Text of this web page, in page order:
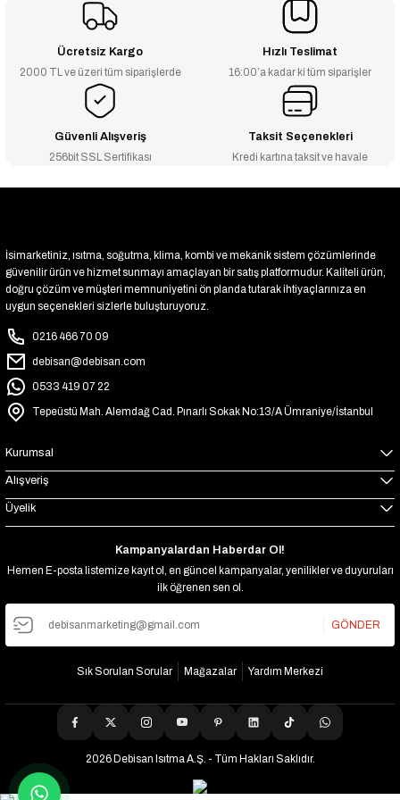
TÜKENDİ
3/4'' Sarı Te - 3264
Ücretsiz Kargo
2000 TL ve üzeri tüm siparişlerde
Hızlı Teslimat
16:00’a kadar ki tüm siparişler
Güvenli Alışveriş
256bit SSL Sertifikası
Taksit Seçenekleri
Kredi kartına taksit ve havale
İsimarketiniz, ısıtma, soğutma, klima, kombi ve mekanik sistem çözümlerinde
güvenilir ürün ve hizmet sunmayı amaçlayan bir satış platformudur. Kaliteli ürün,
doğru çözüm ve müşteri memnuniyetini ön planda tutarak ihtiyaçlarınıza en
uygun seçenekleri sizlerle buluşturuyoruz.
0216 466 70 09
debisan@debisan.com
0533 419 07 22
Tepeüstü Mah. Alemdağ Cad. Pınarlı Sokak No:13/A Ümraniye/İstanbul
Kurumsal
Alışveriş
Üyelik
Kampanyalardan Haberdar Ol!
Hemen E-posta listemize kayıt ol, en güncel kampanyalar, yenilikler ve duyuruları
ilk öğrenen sen ol.
GÖNDER
Sık Sorulan Sorular Mağazalar Yardım Merkezi
2026 Debisan Isıtma A.Ş. - Tüm Hakları Saklıdır.